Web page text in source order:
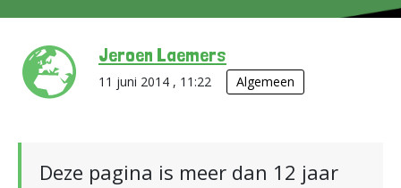
Jeroen Laemers
11 juni 2014 , 11:22 Algemeen
Deze pagina is meer dan 12 jaar